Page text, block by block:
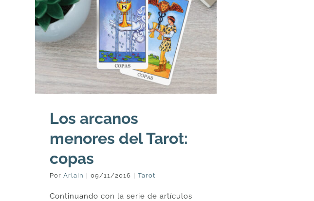
Los arcanos
menores del Tarot:
copas
Por Arlain | 09/11/2016 | Tarot
Continuando con la serie de artículos